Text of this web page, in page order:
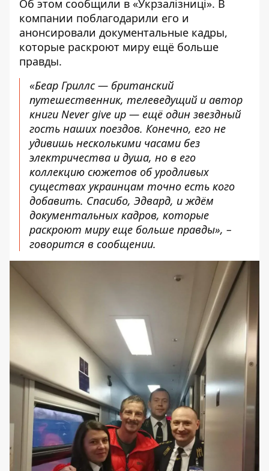
Об этом сообщили в «Укрзалізниці». В
компании поблагодарили его и
анонсировали документальные кадры,
которые раскроют миру ещё больше
правды.
«Беар Гриллс — британский
путешественник, телеведущий и автор
книги Never give up — ещё один звездный
гость наших поездов. Конечно, его не
удивишь несколькими часами без
электричества и душа, но в его
коллекцию сюжетов об уродливых
существах украинцам точно есть кого
добавить. Спасибо, Эдвард, и ждём
документальных кадров, которые
раскроют миру еще больше правды», –
говорится в сообщении.